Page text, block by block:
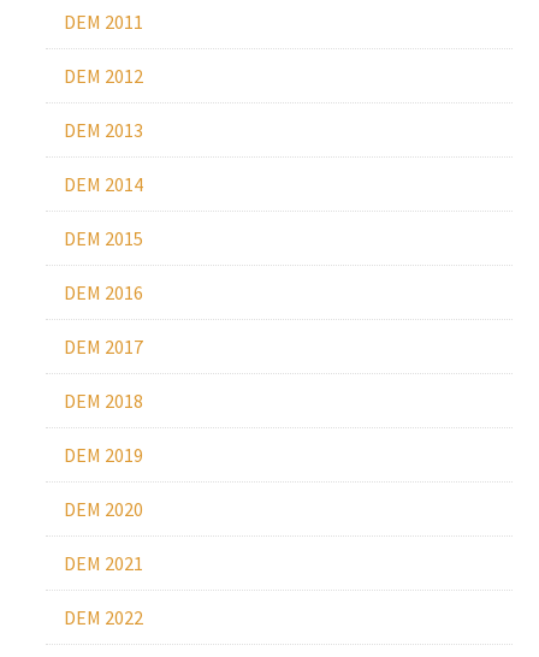
DEM 2011
DEM 2012
DEM 2013
DEM 2014
DEM 2015
DEM 2016
DEM 2017
DEM 2018
DEM 2019
DEM 2020
DEM 2021
DEM 2022